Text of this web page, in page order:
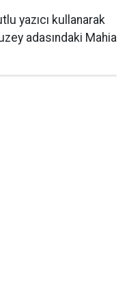
yazıcı kullanarak
adasındaki Mahia